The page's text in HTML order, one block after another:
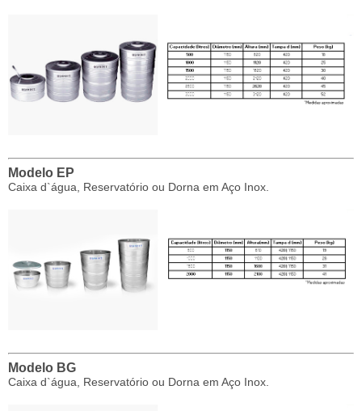
Modelo EP
Caixa d`água, Reservatório ou Dorna em Aço Inox.
Modelo BG
Caixa d`água, Reservatório ou Dorna em Aço Inox.